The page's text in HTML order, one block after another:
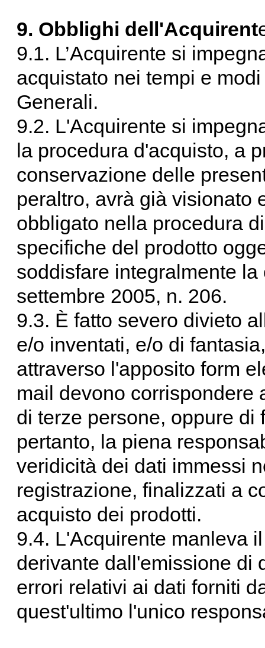
9. Obblighi dell'Acquirent
9.1. L’Acquirente si
acquistato nei tempi e
Generali.
9.2. L'Acquirente si
la procedura d'acquisto, a
conservazione delle
peraltro, avrà già visionato
obbligato nella procedura
specifiche del prodotto
soddisfare integralmente
settembre 2005, n. 206.
9.3. È fatto severo divieto
e/o inventati, e/o di
attraverso l'apposito form
mail devono corrispondere
di terze persone, oppure di
pertanto, la piena
veridicità dei dati immessi
registrazione, finalizzati a
acquisto dei prodotti.
9.4. L'Acquirente manleva
derivante dall'emissione di
errori relativi ai dati forniti
quest'ultimo l'unico